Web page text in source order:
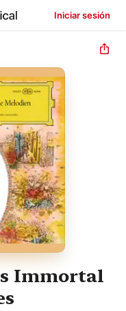
Iniciar sesión
Immortal